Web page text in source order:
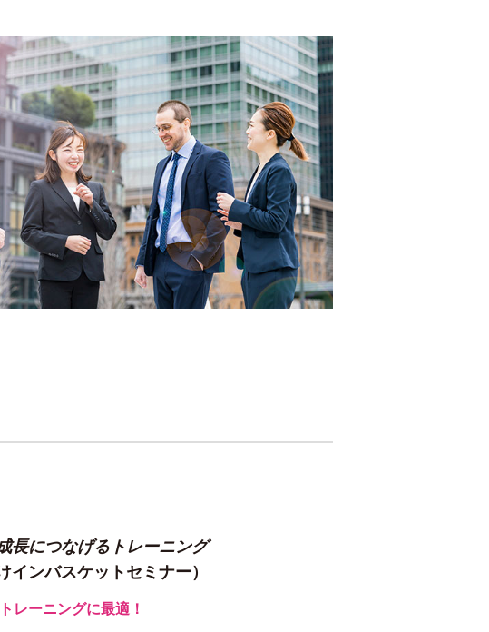
長につなげるトレーニング
インバスケットセミナー）
レーニングに最適！